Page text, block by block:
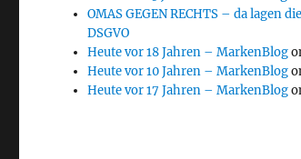
OMAS GEGEN RECHTS – da
DSGVO
Heute vor 18 Jahren – MarkenBlog
Heute vor 10 Jahren – MarkenBlog
Heute vor 17 Jahren – MarkenBlog